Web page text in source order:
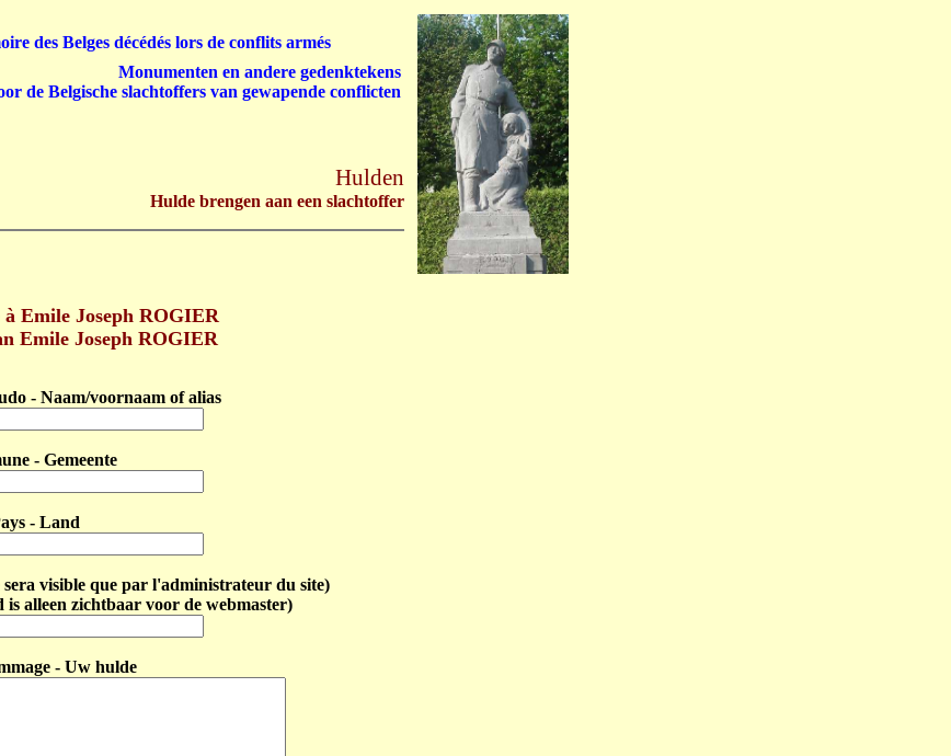
à Emile Joseph ROGIER
Emile Joseph ROGIER
- Naam/voornaam of alias
- Gemeente
- Land
visible que par l'administrateur du site)
alleen zichtbaar voor de webmaster)
- Uw hulde
Hulden
Hulde brengen aan een slachtoffer
des Belges décédés lors de conflits armés
Monumenten en andere gedenktekens
de Belgische slachtoffers van gewapende conflicten